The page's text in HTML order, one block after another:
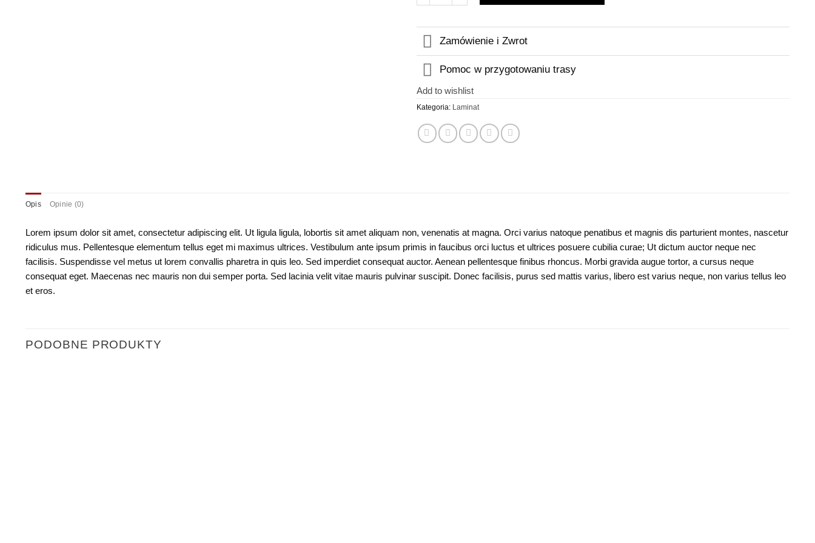
Zamówienie i Zwrot
Pomoc w przygotowaniu trasy
Add to wishlist
Kategoria: Laminat
Opis Opinie (0)
Lorem ipsum dolor sit amet, consectetur adipiscing elit. Ut ligula ligula, lobortis sit amet aliquam non, venenatis at magna. Orci varius natoque penatibus et magnis dis parturient montes, nascetur
ridiculus mus. Pellentesque elementum tellus eget mi maximus ultrices. Vestibulum ante ipsum primis in faucibus orci luctus et ultrices posuere cubilia curae; Ut dictum auctor neque nec
facilisis. Suspendisse vel metus ut lorem convallis pharetra in quis leo. Sed imperdiet consequat auctor. Aenean pellentesque finibus rhoncus. Morbi gravida augue tortor, a cursus neque
consequat eget. Maecenas nec mauris non dui semper porta. Sed lacinia velit vitae mauris pulvinar suscipit. Donec facilisis, purus sed mattis varius, libero est varius neque, non varius tellus leo
et eros.
PODOBNE PRODUKTY